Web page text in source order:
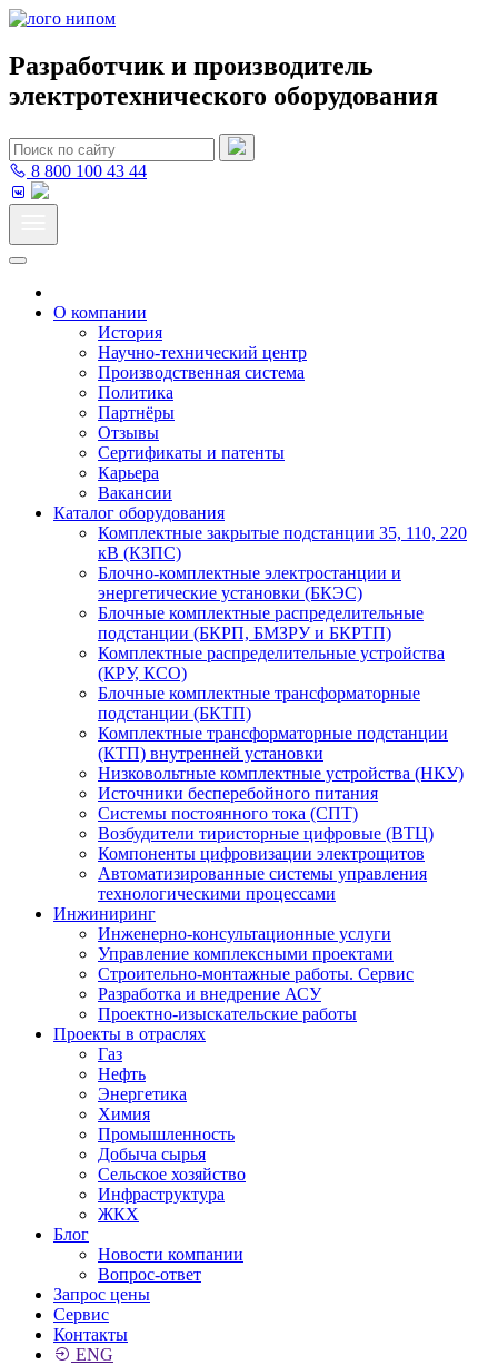
Разработчик и производитель
электротехнического оборудования
8 800 100 43 44
О компании
История
Научно-технический центр
Производственная система
Политика
Партнёры
Отзывы
Сертификаты и патенты
Карьера
Вакансии
Каталог оборудования
Комплектные закрытые подстанции 35, 110, 220
кВ (КЗПС)
Блочно-комплектные электростанции и
энергетические установки (БКЭС)
Блочные комплектные распределительные
подстанции (БКРП, БМЗРУ и БКРТП)
Комплектные распределительные устройства
(КРУ, КСО)
Блочные комплектные трансформаторные
подстанции (БКТП)
Комплектные трансформаторные подстанции
(КТП) внутренней установки
Низковольтные комплектные устройства (НКУ)
Источники бесперебойного питания
Системы постоянного тока (СПТ)
Возбудители тиристорные цифровые (ВТЦ)
Компоненты цифровизации электрощитов
Автоматизированные системы управления
технологическими процессами
Инжиниринг
Инженерно-консультационные услуги
Управление комплексными проектами
Строительно-монтажные работы. Сервис
Разработка и внедрение АСУ
Проектно-изыскательские работы
Проекты в отраслях
Газ
Нефть
Энергетика
Химия
Промышленность
Добыча сырья
Сельское хозяйство
Инфраструктура
ЖКХ
Блог
Новости компании
Вопрос-ответ
Запрос цены
Сервис
Контакты
ENG